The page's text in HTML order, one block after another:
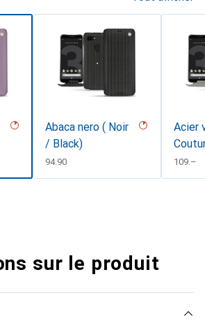
Abaca nero ( Noir
/ Black)
CHF
94.90
Acier
CHF
109.–
sur le produit